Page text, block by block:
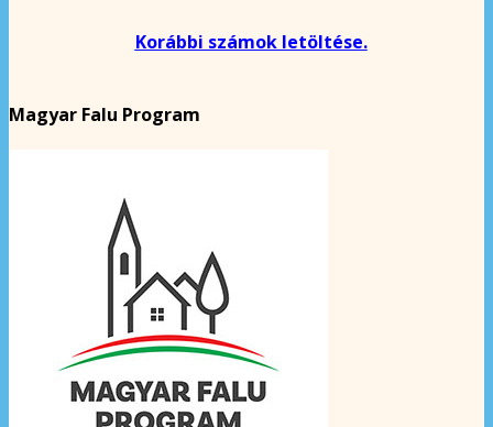
Korábbi számok letöltése.
Magyar Falu Program